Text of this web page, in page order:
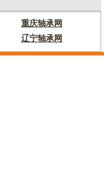
重庆轴承网
辽宁轴承网